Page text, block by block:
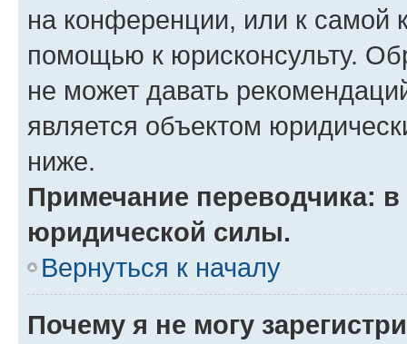
на конференции, или к самой
помощью к юрисконсульту.
не может давать
является объектом
ниже.
Примечание переводчика:
юридической силы.
Вернуться к началу
Почему я не могу